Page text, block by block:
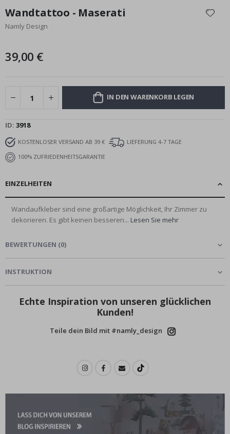
der
Bildgalerie
Wandtattoo - Maserati
Namly Design
39,00 €
IN DEN WARENKORB LEGEN
ID 3918
KOSTENLOSER VERSAND AB 39 €
LIEFERUNG 4-7 TAGE
100% ZUFRIEDENHEITSGARANTIE
EINZELHEITEN
Wandaufkleber sind eine großartige Möglichkeit, Ihr Zimmer zu
dekorieren. Es gibt keinen besseren... Lesen Sie mehr
BEWERTUNGEN (0)
INSTRUKTION
Echte Inspiration von unseren glücklichen
Kunden!
Teile dein Bild mit #namly_design